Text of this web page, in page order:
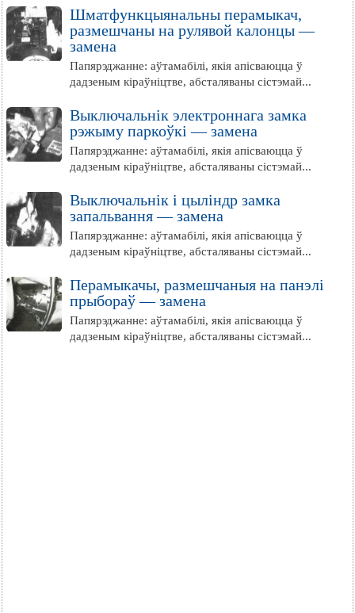
Шматфункцыянальны перамыкач,
размешчаны на рулявой калонцы —
замена
Папярэджанне: аўтамабілі, якія апісваюцца ў
дадзеным кіраўніцтве, абсталяваны сістэмай...
Выключальнік электроннага замка
рэжыму паркоўкі — замена
Папярэджанне: аўтамабілі, якія апісваюцца ў
дадзеным кіраўніцтве, абсталяваны сістэмай...
Выключальнік і цыліндр замка
запальвання — замена
Папярэджанне: аўтамабілі, якія апісваюцца ў
дадзеным кіраўніцтве, абсталяваны сістэмай...
Перамыкачы, размешчаныя на панэлі
прыбораў — замена
Папярэджанне: аўтамабілі, якія апісваюцца ў
дадзеным кіраўніцтве, абсталяваны сістэмай...